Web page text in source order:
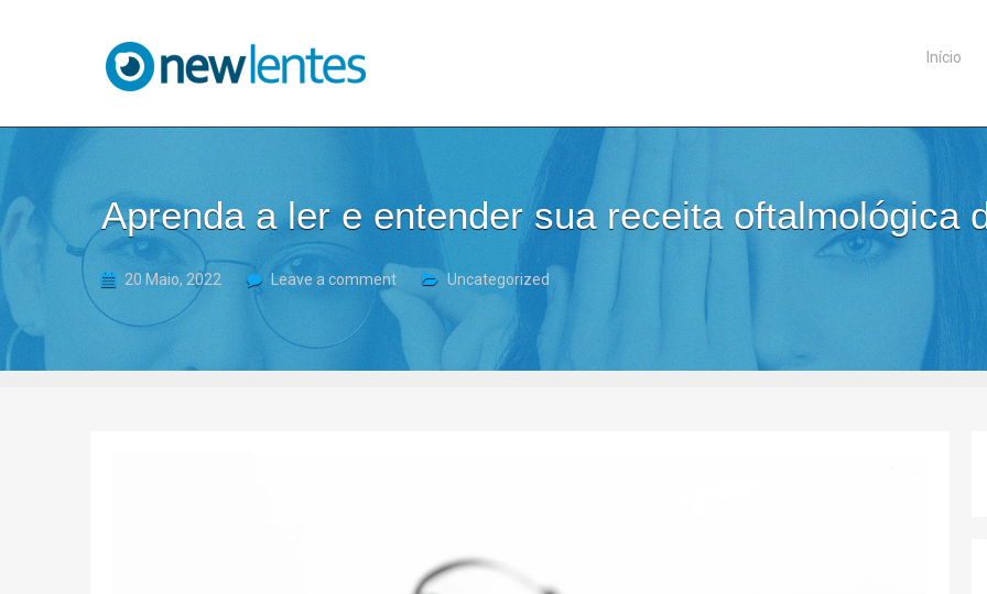
Blog NewLentes Início
Aprenda a ler e entender sua receita oftalmológica
20 Maio, 2022 Leave a comment Uncategorized